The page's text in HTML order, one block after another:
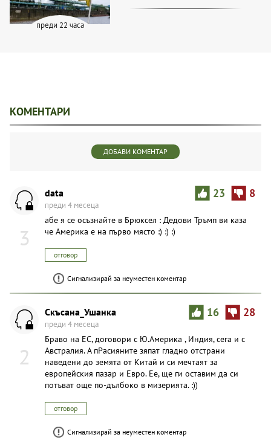
преди 22 часа
КОМЕНТАРИ
ДОБАВИ КОМЕНТАР
3
23 8
data
преди 4 месеца
абе я се осъзнайте в Брюксел : Дедови Тръмп ви каза
че Америка е на първо място :) :) :)
отговор
Сигнализирай за неуместен коментар
2
16 28
Скъсана_Ушанка
преди 4 месеца
Браво на ЕС, договори с Ю.Америка , Индия, сега и с
Австралия. А пРасияните зяпат гладно отстрани
наведени до земята от Китай и си мечтаят за
европейския пазар и Евро. Ее, ще ги оставим да си
потъват още по-дълбоко в мизерията. :))
отговор
Сигнализирай за неуместен коментар